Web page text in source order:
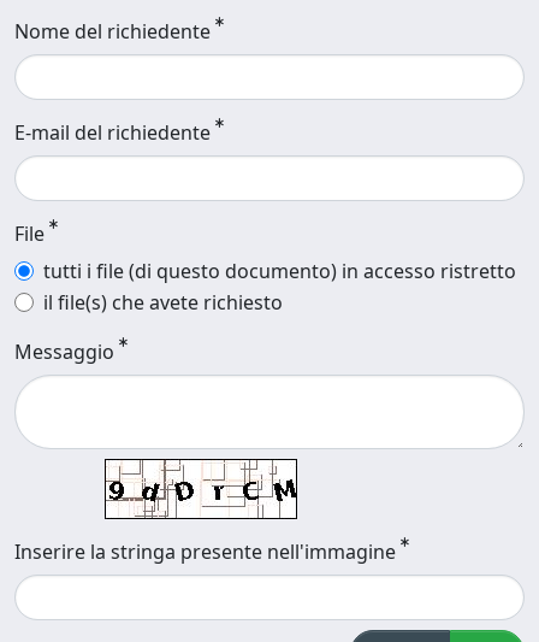
Nome del richiedente
E-mail del richiedente
File
tutti i file (di questo documento) in accesso ristretto
il file(s) che avete richiesto
Messaggio
Inserire la stringa presente nell'immagine